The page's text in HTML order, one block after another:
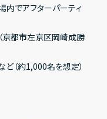
内でアフターパーティ
都市左京区岡崎成勝
（約1,000名を想定）